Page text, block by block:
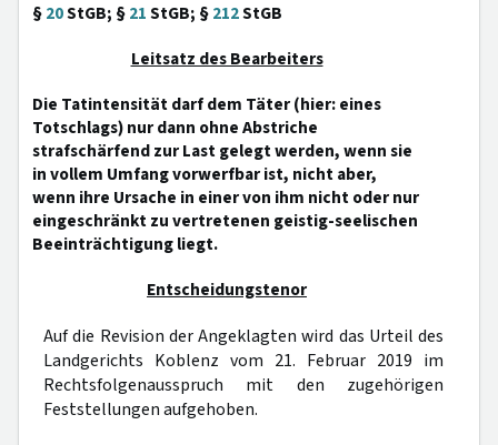
§20StGB; §21StGB; §212StGB
Leitsatz des Bearbeiters
Die Tatintensität darf dem Täter (hier: eines
Totschlags) nur dann ohne Abstriche
strafschärfend zur Last gelegt werden, wenn sie
in vollem Umfang vorwerfbar ist, nicht aber,
wenn ihre Ursache in einer von ihm nicht oder nur
eingeschränkt zu vertretenen geistig-seelischen
Beeinträchtigung liegt.
Entscheidungstenor
Auf die Revision der Angeklagten wird das Urteil des
Landgerichts Koblenz vom 21. Februar 2019 im
Rechtsfolgenausspruch mit den zugehörigen
Feststellungen aufgehoben.